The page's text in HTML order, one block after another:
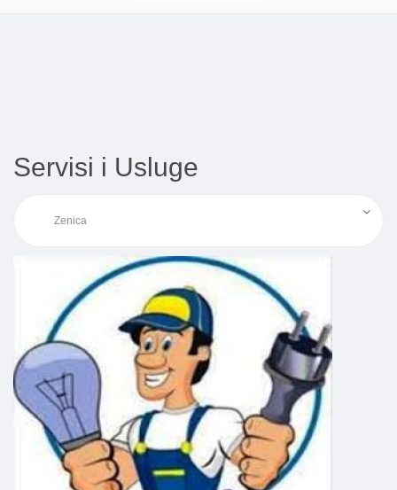
Servisi i Usluge